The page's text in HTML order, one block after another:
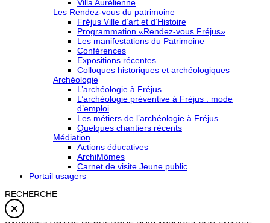
Villa Aurélienne
Les Rendez-vous du patrimoine
Fréjus Ville d’art et d’Histoire
Programmation «Rendez-vous Fréjus»
Les manifestations du Patrimoine
Conférences
Expositions récentes
Colloques historiques et archéologiques
Archéologie
L’archéologie à Fréjus
L’archéologie préventive à Fréjus : mode
d’emploi
Les métiers de l’archéologie à Fréjus
Quelques chantiers récents
Médiation
Actions éducatives
ArchiMômes
Carnet de visite Jeune public
Portail usagers
RECHERCHE